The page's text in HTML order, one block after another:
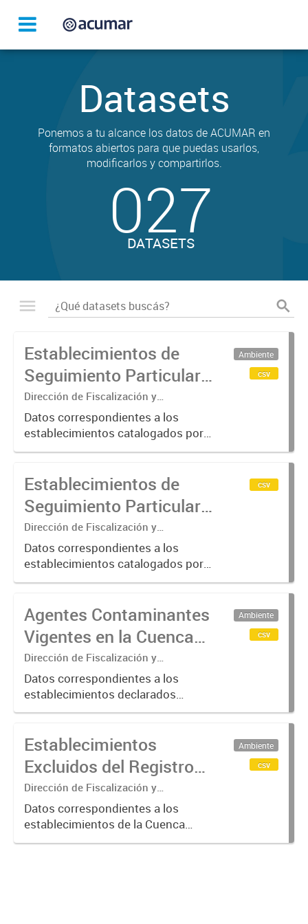
Datasets
Ponemos a tu alcance los datos de ACUMAR en
formatos abiertos para que puedas usarlos,
modificarlos y compartirlos.
027
DATASETS
Establecimientos de
Seguimiento Particular
en la Cuenca Matanza
Riachuelo (2016-2023)
Dirección de Fiscalización y
Adecuación Ambiental
Datos correspondientes a los
establecimientos catalogados por
ACUMAR como de "Seguimiento
aquellos que requieren de una
verificación más exhaustiva por
considerarse...
Ambiente
csv
Establecimientos de
Seguimiento Particular
en la Cuenca Matanza
Riachuelo (2024-2025)
Dirección de Fiscalización y
Adecuación Ambiental
Datos correspondientes a los
establecimientos catalogados por
ACUMAR como de "Seguimiento
aquellos que requieren de una
verificación más exhaustiva por
considerarse...
csv
Agentes Contaminantes
Vigentes en la Cuenca
Matanza Riachuelo
(2017-2023)
Dirección de Fiscalización y
Adecuación Ambiental
Datos correspondientes a los
establecimientos declarados
"Agentes Contaminantes" por
Ambiente
csv
Establecimientos
Excluidos del Registro
de Agentes
Contaminantes de
ACUMAR (2017-2023)
Dirección de Fiscalización y
Adecuación Ambiental
Datos correspondientes a los
establecimientos de la Cuenca
Matanza Riachuelo excluidos del
Ambiente
csv